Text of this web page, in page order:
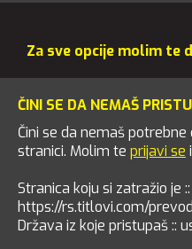
Za sve opcije molim te
ČINI SE DA NEMAŠ
Čini se da nemaš
stranici. Molim te prijavi se
Stranica koju si zatražio je ::
https://rs.titlovi.com/
Država iz koje pristupaš ::